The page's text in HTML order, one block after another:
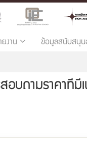
ยงาน ข้อมูลสนับสนุน
อบถามราคาที่มี